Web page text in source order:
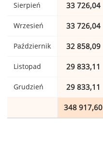
Sierpień 33 726,04
Wrzesień 33 726,04
Październik 32 858,09
Listopad 29 833,11
Grudzień 29 833,11
348 917,60